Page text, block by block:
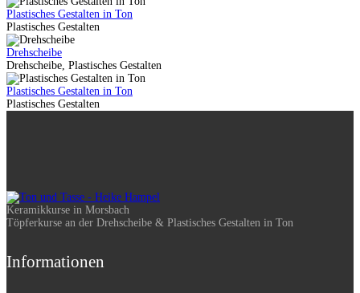
Plastisches Gestalten in Ton
Plastisches Gestalten
Drehscheibe
Drehscheibe, Plastisches Gestalten
Plastisches Gestalten in Ton
Plastisches Gestalten
Keramikkurse in Morsbach
Töpferkurse an der Drehscheibe & Plastisches Gestalten in Ton
Informationen